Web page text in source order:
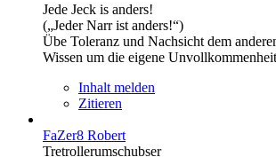
Jede Jeck is anders!
(„Jeder Narr ist anders!“)
Übe Toleranz und Nachsicht dem
Wissen um die eigene
Inhalt melden
Zitieren
FaZer8 Robert
Tretrollerumschubser